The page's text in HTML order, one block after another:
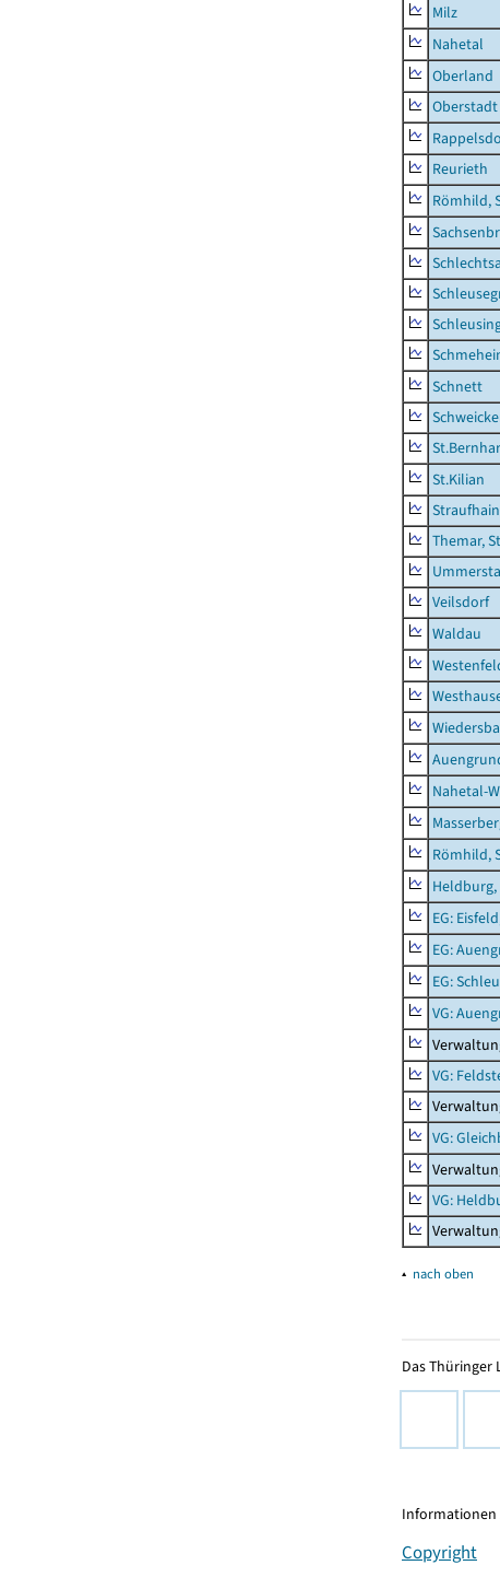
Milz
Nahetal
Oberland
Oberstadt
Reurieth
Römhild,
Schnett
St.Kilian
Straufhain
Themar,
Veilsdorf
Waldau
Nahetal-
Römhild,
EG:
EG:
EG:
VG:
VG:
VG:
VG:
▴ nach oben
Das Thüringer
Informationen
Copyright